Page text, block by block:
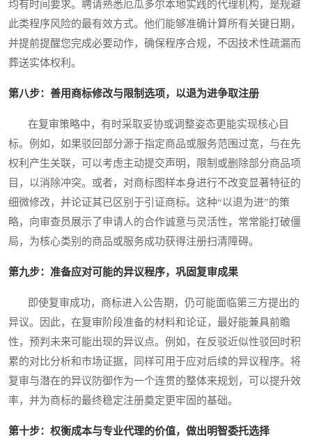
均有时间要求。聘请熟悉厄瓜多尔本地实践的代理机构，是规避
此类程序风险的最有效方式。他们能够准确计算所有关键日期，
并提前提醒您完成必要动作，确保程序合规，不因技术性疏漏而
葬送实体权利。
第八步：善用商标修改与限制选项，以退为进争取注册
在复审策略中，有时采取妥协或调整姿态更能实现核心目
标。例如，如果驳回部分源于指定商品或服务范围过宽，与在先
权利产生关联，可以考虑主动提交声明，限制或删除部分商品项
目，以消除冲突。或者，对商标图样本身进行不改变显著特征的
细微修改，并论证其已区别于引证商标。这种“以退为进”的策
略，向审查员展示了申请人的合作诚意与灵活性，常常能打破僵
局，为核心类别的商品或服务成功获得注册扫清障碍。
第九步：准备应对可能的异议程序，巩固复审成果
即使复审成功，商标进入公告期，仍可能面临第三方提出的
异议。因此，在复审阶段准备的材料和论证，最好能兼具前瞻
性，预判未来可能出现的异议点。例如，在反驳近似性驳回时积
累的对比分析和市场证据，同样可用于应对后续的异议程序。将
复审与潜在的异议防御作为一个连贯的整体来规划，可以提升效
率，并为商标的最终稳定注册奠定更牢固的基础。
第十步：权衡成本与专业代理的价值，做出明智委托选择